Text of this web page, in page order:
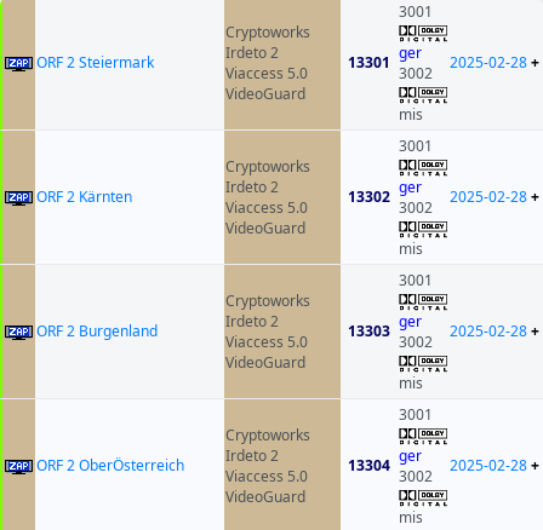
ORF 2 Steiermark
Cryptoworks
Irdeto 2
Viaccess 5.0
VideoGuard
13301
3001
ger
3002
mis
2025-02-28+
ORF 2 Kärnten
Cryptoworks
Irdeto 2
Viaccess 5.0
VideoGuard
13302
3001
ger
3002
mis
2025-02-28+
ORF 2 Burgenland
Cryptoworks
Irdeto 2
Viaccess 5.0
VideoGuard
13303
3001
ger
3002
mis
2025-02-28+
ORF 2 OberÖsterreich
Cryptoworks
Irdeto 2
Viaccess 5.0
VideoGuard
13304
3001
ger
3002
mis
2025-02-28+